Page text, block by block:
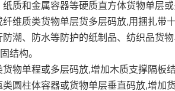
纸质和金属容器等硬质直方体货物单层
维质类货物单层货多层码放,用捆扎带十
防潮、防水等防护的纸制品、纺织品货
结构。
物单程或多层码放,增加木质支撑隔板结
圆柱体容器或货物单层垂直码放,增加